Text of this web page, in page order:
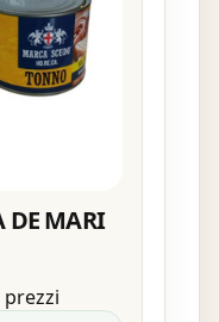
DE MARI